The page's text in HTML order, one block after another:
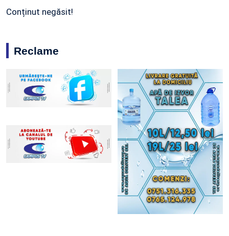
Conținut negăsit!
Reclame